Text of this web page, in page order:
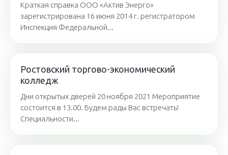
Краткая справка ООО «Актив Энерго»
зарегистрирована 16 июня 2014 г. регистратором
Инспекция Федеральной...
Ростовский торгово-экономический
колледж
Дни открытых дверей 20 ноября 2021 Мероприятие
состоится в 13.00. Будем рады Вас встречать!
Специальности...